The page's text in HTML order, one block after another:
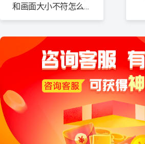
和画面大小不符怎么